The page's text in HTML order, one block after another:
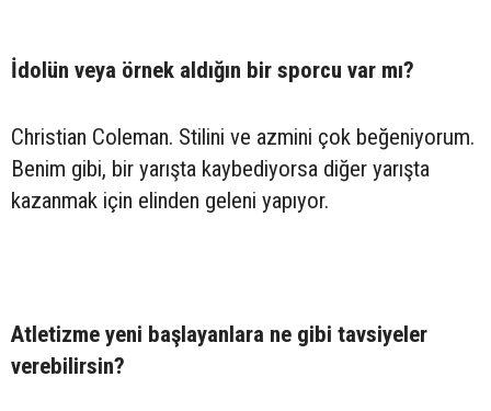
İdolün veya örnek aldığın bir sporcu var mı?
Christian Coleman. Stilini ve azmini çok beğeniyorum.
Benim gibi, bir yarışta kaybediyorsa diğer yarışta
kazanmak için elinden geleni yapıyor.
Atletizme yeni başlayanlara ne gibi tavsiyeler
verebilirsin?